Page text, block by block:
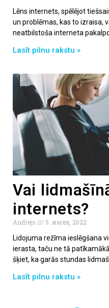
Lēns internets, spēlējot
un problēmas, kas to izraisa,
neatbilstoša interneta
Lasīt pilnu rakstu »
Vai
internets?
Andrejs
5. июля, 2022
Lidojuma režīma ieslēgšana
ierasta, taču ne tā
šķiet, ka garās stundas
Lasīt pilnu rakstu »